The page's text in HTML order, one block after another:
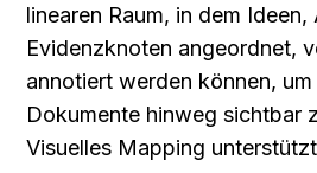
linearen Raum, in dem
Evidenzknoten angeordnet,
annotiert werden können,
Dokumente hinweg sichtbar
Visuelles Mapping